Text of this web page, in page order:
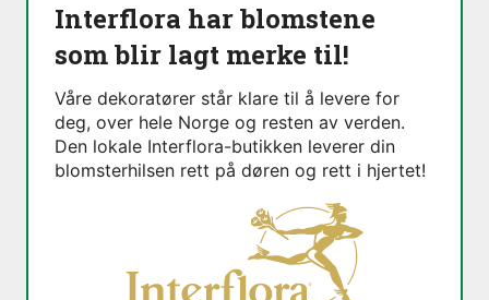
Interflora har blomstene
som blir lagt merke til!
Våre dekoratører står klare til å levere for
deg, over hele Norge og resten av verden.
Den lokale Interflora-butikken leverer din
blomsterhilsen rett på døren og rett i hjertet!